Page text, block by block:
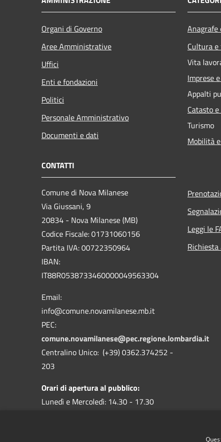
Organi di Governo
Aree Amministrative
Uffici
Enti e fondazioni
Politici
Personale Amministrativo
Documenti e dati
Cultura
Vita
Imprese
Appalti
Catasto
Turismo
Mobilità
CONTATTI
Comune di Nova Milanese
Via Giussani, 9
20834 - Nova Milanese (MB)
Codice Fiscale: 01731060156
Partita IVA: 00722350964
IBAN:
IT88R0538733460000049563304
Email:
info@comune.novamilanese.mb.it
PEC:
comune.novamilanese@pec.regione.lombardia.it
Centralino Unico: (+39) 0362.374252 -
203
Orari di apertura al pubblico:
Lunedì e Mercoledì: 14.30 - 17.30
Leggi le